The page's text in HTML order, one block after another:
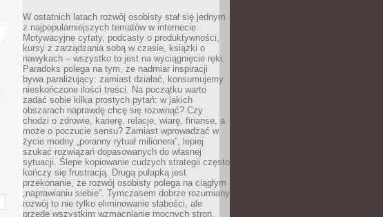
W ostatnich latach rozwój osobisty stał się jednym
z najpopularniejszych tematów w internecie.
Motywacyjne cytaty, podcasty o produktywności,
kursy z zarządzania sobą w czasie, książki o
nawykach – wszystko to jest na wyciągnięcie ręki.
Paradoks polega na tym, że nadmiar inspiracji
bywa paraliżujący: zamiast działać, konsumujemy
nieskończone ilości treści. Na początku warto
zadać sobie kilka prostych pytań: w jakich
obszarach naprawdę chcę się rozwinąć? Czy
chodzi o zdrowie, karierę, relacje, wiarę, finanse, a
może o poczucie sensu? Zamiast wprowadzać w
życie modny „poranny rytuał milionera”, lepiej
szukać rozwiązań dopasowanych do własnej
sytuacji. Ślepe kopiowanie cudzych strategii często
kończy się frustracją. Drugą pułapką jest
przekonanie, że rozwój osobisty polega na ciągłym
„naprawianiu siebie”. Tymczasem dobrze rozumiany
rozwój to nie tylko eliminowanie słabości, ale
przede wszystkim wzmacnianie mocnych stron.